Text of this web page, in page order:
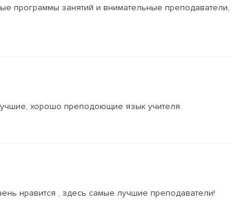
программы занятий и внимательные преподаватели,
хорошо преподоющие язык учителя.
нравится , здесь самые лучшие преподаватели!